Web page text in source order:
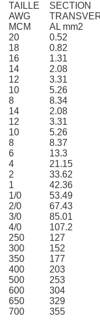
TAILLE
AWG
MCM
SECTION
AL mm2
20
0.52
18
0.82
16
1.31
14
2.08
12
3.31
10
5.26
8
8.34
14
2.08
12
3.31
10
5.26
8
8.37
6
13.3
4
21.15
2
33.62
1
42.36
1/0
53.49
2/0
67.43
3/0
85.01
4/0
107.2
250
127
300
152
350
177
400
203
500
253
600
304
650
329
700
355